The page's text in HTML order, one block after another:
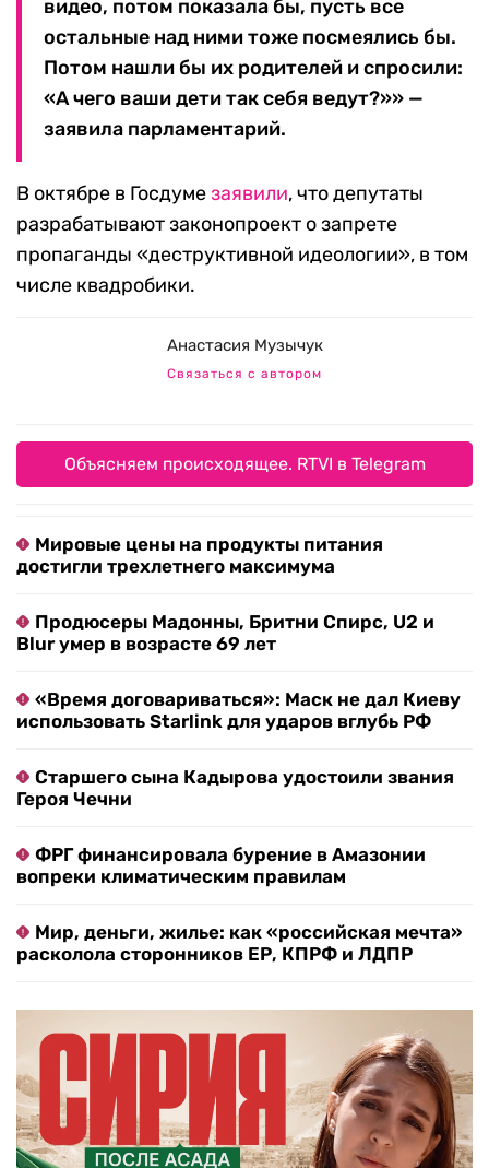
видео, потом показала бы, пусть все
остальные над ними тоже посмеялись бы.
Потом нашли бы их родителей и спросили:
«А чего ваши дети так себя ведут?»» —
заявила парламентарий.
В октябре в Госдумезаявили, что депутаты
разрабатывают законопроект о запрете
пропаганды «деструктивной идеологии», в том
числе квадробики.
Анастасия Музычук
Связаться с автором
Объясняем происходящее. RTVI в Telegram
Мировые цены на продукты питания
достигли трехлетнего максимума
Продюсеры Мадонны, Бритни Спирс, U2 и
Blur умер в возрасте 69 лет
«Время договариваться»: Маск не дал Киеву
использовать Starlink для ударов вглубь РФ
Старшего сына Кадырова удостоили звания
Героя Чечни
ФРГ финансировала бурение в Амазонии
вопреки климатическим правилам
Мир, деньги, жилье: как «российская мечта»
расколола сторонников ЕР, КПРФ и ЛДПР